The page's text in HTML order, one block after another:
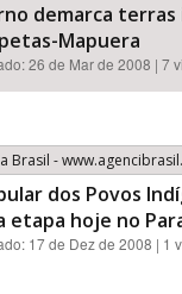
demarca terras
Mapuera
26 de Mar de 2008 | 7
Brasil -
dos Povos
etapa hoje no
17 de Dez de 2008 | 1